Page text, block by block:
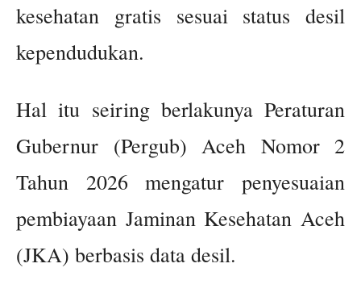
kesehatan gratis sesuai status desil
kependudukan.
Hal itu seiring berlakunya Peraturan
Gubernur (Pergub) Aceh Nomor 2
Tahun 2026 mengatur penyesuaian
pembiayaan Jaminan Kesehatan Aceh
(JKA) berbasis data desil.